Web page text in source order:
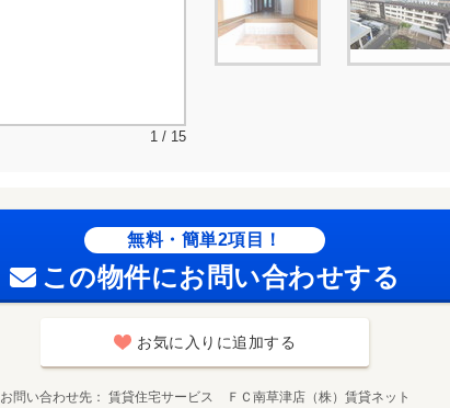
1 / 15
無料・簡単2項目！
この物件にお問い合わせする
お気に入りに追加する
お問い合わせ先 賃貸住宅サービス ＦＣ南草津店（株）賃貸ネット